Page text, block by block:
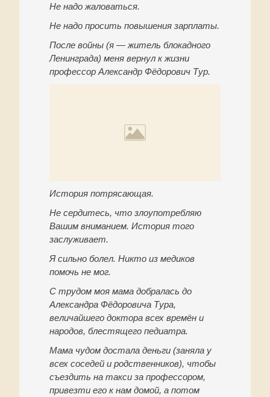
Не надо жаловаться.
Не надо просить повышения зарплаты.
После войны (я — житель блокадного
Ленинграда) меня вернул к жизни
профессор Александр Фёдорович Тур.
История потрясающая.
Не сердитесь, что злоупотребляю
Вашим вниманием. История того
заслуживает.
Я сильно болел. Никто из медиков
помочь не мог.
С трудом моя мама добралась до
Александра Фёдоровича Тура,
величайшего доктора всех времён и
народов, блестящего педиатра.
Мама чудом достала деньги (заняла у
всех соседей и родственников), чтобы
съездить на такси за профессором,
привезти его к нам домой, а потом